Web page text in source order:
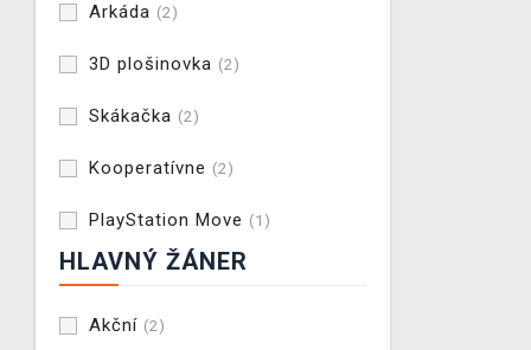
Arkáda (2)
3D plošinovka (2)
Skákačka (2)
Kooperatívne (2)
PlayStation Move (1)
HLAVNÝ ŽÁNER
Akční (2)